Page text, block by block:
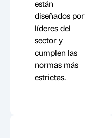
están
diseñados por
líderes del
sector y
cumplen las
normas más
estrictas.